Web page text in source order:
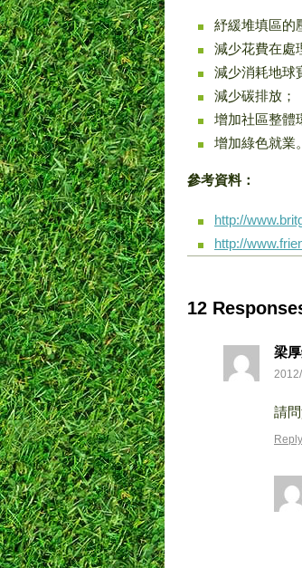
紓緩堆填區的
減少花費在處
減少消耗地球
減少碳排放；
增加社區整體
增加綠色就業。
參考資料：
http://
http://
12
梁
請
Reply